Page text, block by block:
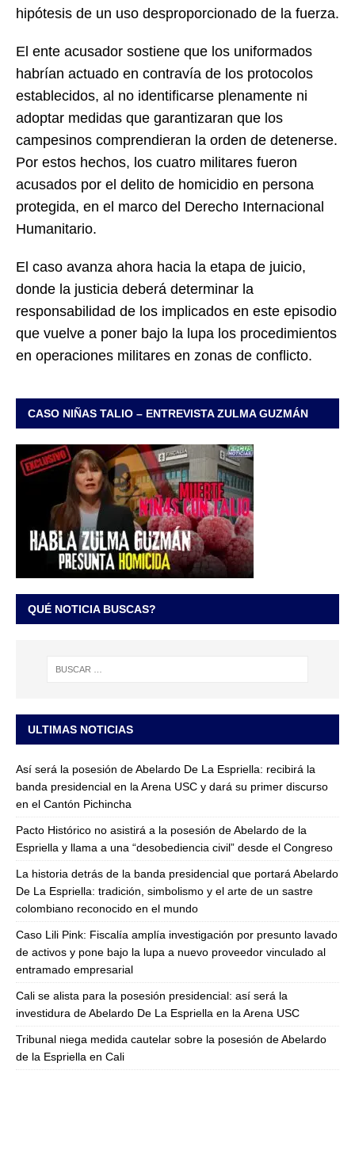
hipótesis de un uso desproporcionado de la fuerza.
El ente acusador sostiene que los uniformados
habrían actuado en contravía de los protocolos
establecidos, al no identificarse plenamente ni
adoptar medidas que garantizaran que los
campesinos comprendieran la orden de detenerse.
Por estos hechos, los cuatro militares fueron
acusados por el delito de homicidio en persona
protegida, en el marco del Derecho Internacional
Humanitario.
El caso avanza ahora hacia la etapa de juicio,
donde la justicia deberá determinar la
responsabilidad de los implicados en este episodio
que vuelve a poner bajo la lupa los procedimientos
en operaciones militares en zonas de conflicto.
CASO NIÑAS TALIO – ENTREVISTA ZULMA GUZMÁN
QUÉ NOTICIA BUSCAS?
ULTIMAS NOTICIAS
Así será la posesión de Abelardo De La Espriella: recibirá la
banda presidencial en la Arena USC y dará su primer discurso
en el Cantón Pichincha
Pacto Histórico no asistirá a la posesión de Abelardo de la
Espriella y llama a una “desobediencia civil” desde el Congreso
La historia detrás de la banda presidencial que portará Abelardo
De La Espriella: tradición, simbolismo y el arte de un sastre
colombiano reconocido en el mundo
Caso Lili Pink: Fiscalía amplía investigación por presunto lavado
de activos y pone bajo la lupa a nuevo proveedor vinculado al
entramado empresarial
Cali se alista para la posesión presidencial: así será la
investidura de Abelardo De La Espriella en la Arena USC
Tribunal niega medida cautelar sobre la posesión de Abelardo
de la Espriella en Cali